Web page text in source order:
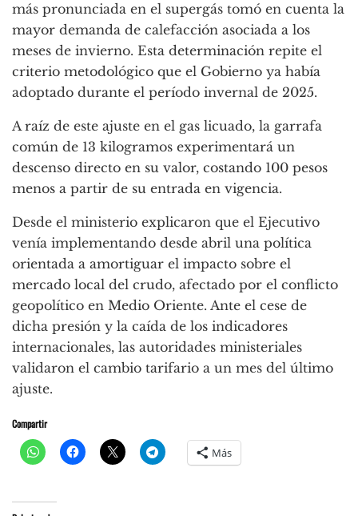
más pronunciada en el supergás tomó en cuenta la
mayor demanda de calefacción asociada a los
meses de invierno. Esta determinación repite el
criterio metodológico que el Gobierno ya había
adoptado durante el período invernal de 2025.
A raíz de este ajuste en el gas licuado, la garrafa
común de 13 kilogramos experimentará un
descenso directo en su valor, costando 100 pesos
menos a partir de su entrada en vigencia.
Desde el ministerio explicaron que el Ejecutivo
venía implementando desde abril una política
orientada a amortiguar el impacto sobre el
mercado local del crudo, afectado por el conflicto
geopolítico en Medio Oriente. Ante el cese de
dicha presión y la caída de los indicadores
internacionales, las autoridades ministeriales
validaron el cambio tarifario a un mes del último
ajuste.
Compartir
Más